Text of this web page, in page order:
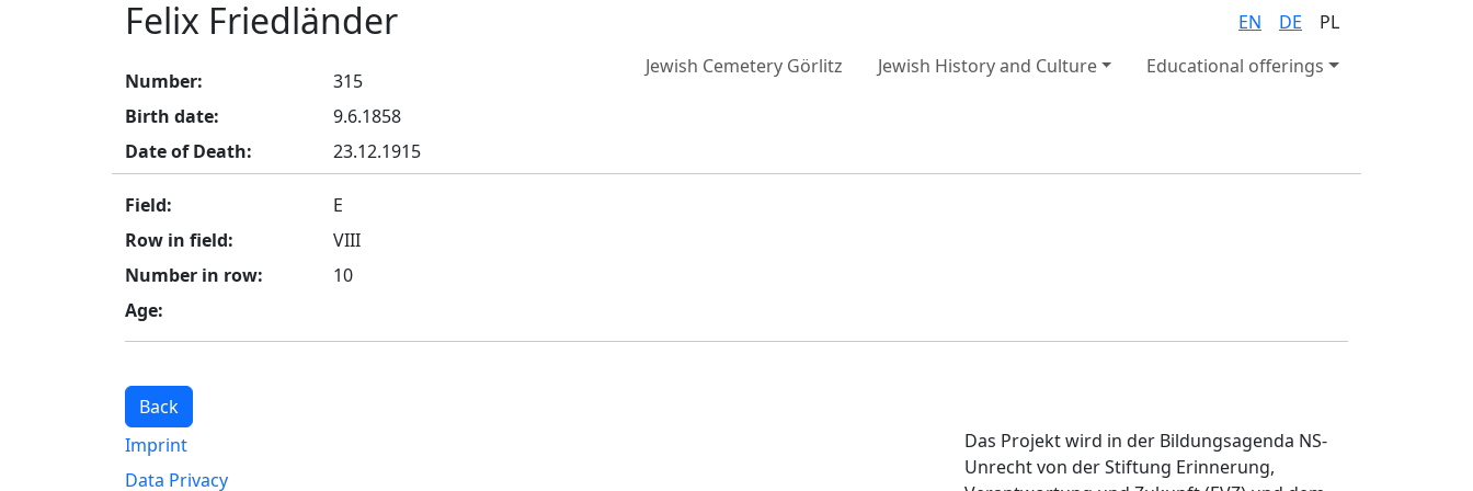
EN DE
PL
Jewish Cemetery Görlitz
Jewish History and Culture Educational offerings
Felix Friedländer
Number:
315
Birth date:
9.6.1858
Date of Death:
23.12.1915
Field:
E
Row in field:
VIII
Number in row:
10
Age:
Back
Imprint
Data Privacy
Das Projekt wird in der Bildungsagenda NS-
Unrecht von der Stiftung Erinnerung,